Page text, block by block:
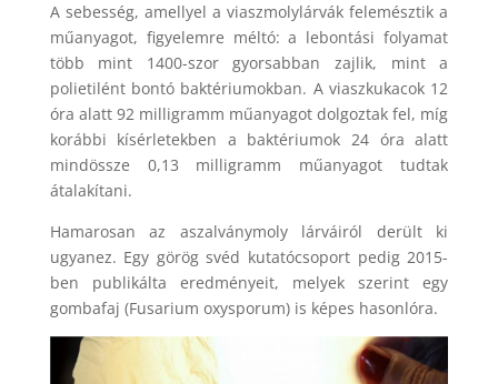
A sebesség, amellyel a viaszmolylárvák felemésztik a
műanyagot, figyelemre méltó: a lebontási folyamat
több mint 1400-szor gyorsabban zajlik, mint a
polietilént bontó baktériumokban. A viaszkukacok 12
óra alatt 92 milligramm műanyagot dolgoztak fel, míg
korábbi kísérletekben a baktériumok 24 óra alatt
mindössze 0,13 milligramm műanyagot tudtak
átalakítani.
Hamarosan az aszalványmoly lárváiról derült ki
ugyanez. Egy görög svéd kutatócsoport pedig 2015-
ben publikálta eredményeit, melyek szerint egy
gombafaj (Fusarium oxysporum) is képes hasonlóra.